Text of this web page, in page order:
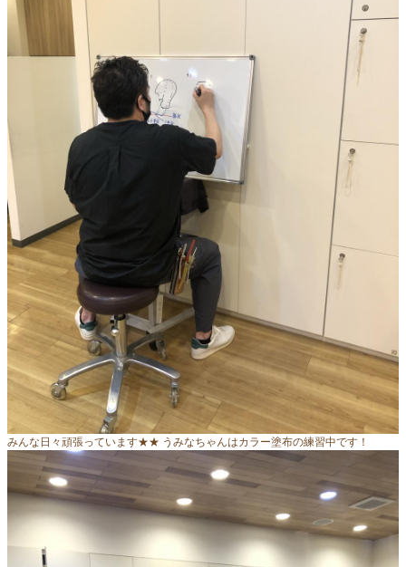
みんな日々頑張っています★★ うみなちゃんはカラー塗布の練習中です！